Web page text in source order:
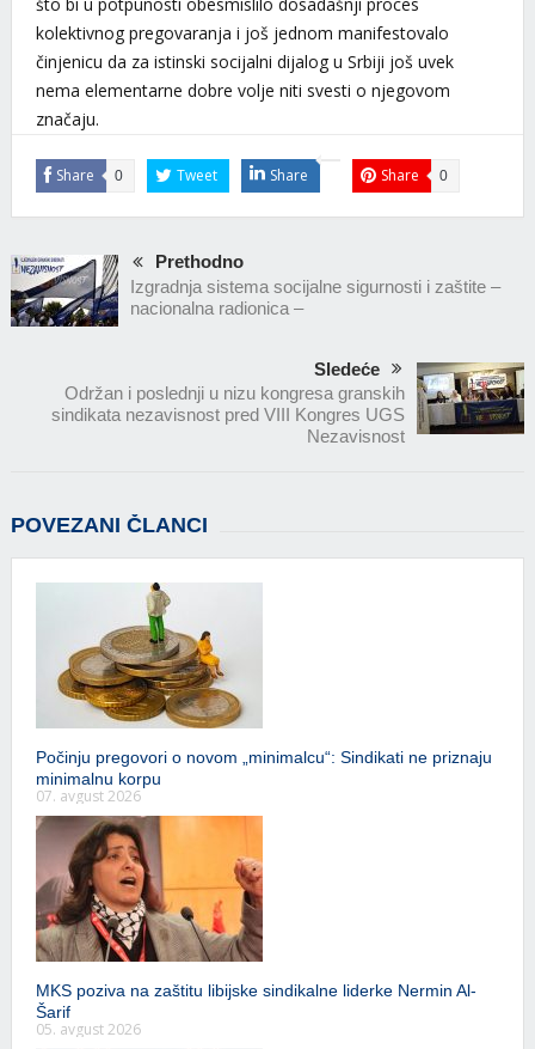
kolektivnog pregovaranja i još jednom manifestovalo
činjenicu da za istinski socijalni dijalog u Srbiji još uvek
nema elementarne dobre volje niti svesti o njegovom
značaju.
Share 0 Tweet Share Share 0
Prethodno
Izgradnja sistema socijalne sigurnosti i zaštite –
nacionalna radionica –
Sledeće
Održan i poslednji u nizu kongresa granskih
sindikata nezavisnost pred VIII Kongres UGS
Nezavisnost
POVEZANI ČLANCI
Počinju pregovori o novom „minimalcu“: Sindikati ne priznaju
minimalnu korpu
07. avgust 2026
MKS poziva na zaštitu libijske sindikalne liderke Nermin Al-
Šarif
05. avgust 2026